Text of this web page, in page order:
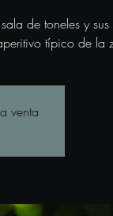
de toneles y sus
típico de la
venta